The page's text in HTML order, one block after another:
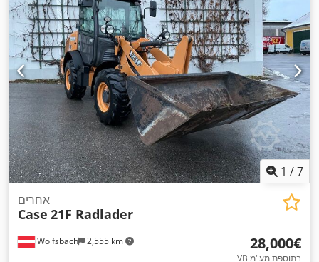
1 /7
Wolfsbach 2,555 km
אחרים
Case 21F Radlader
‏28,000 ‏€
VB בתוספת מע"מ